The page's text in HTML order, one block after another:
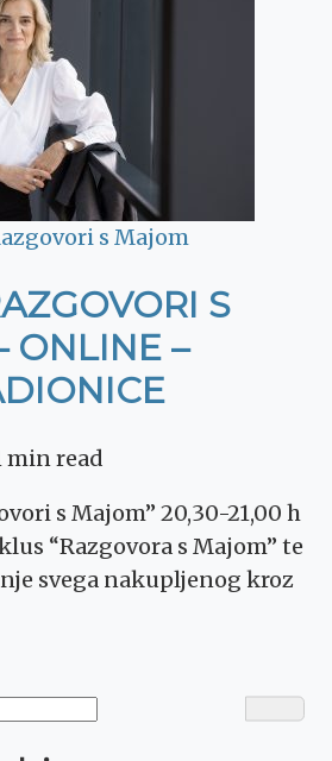
s Majom
S
ONLINE –
min read
s Majom” 20,30-21,00 h
“Razgovora s Majom” te
svega nakupljenog kroz